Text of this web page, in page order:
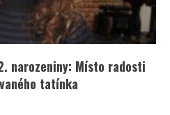
narozeniny: Místo radosti
tatínka